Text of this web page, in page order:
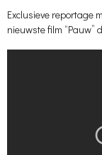
Exclusieve reportage
nieuwste film “Pauw”